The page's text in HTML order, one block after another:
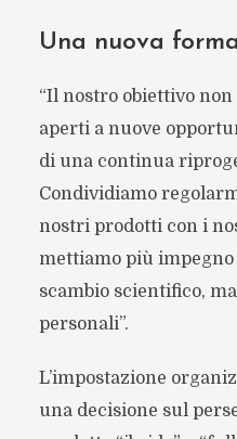
Una nuova
“Il nostro obiettivo non
aperti a nuove
di una continua
Condividiamo
nostri prodotti con i
mettiamo più
scambio scientifico,
personali”.
L’impostazione
una decisione sul